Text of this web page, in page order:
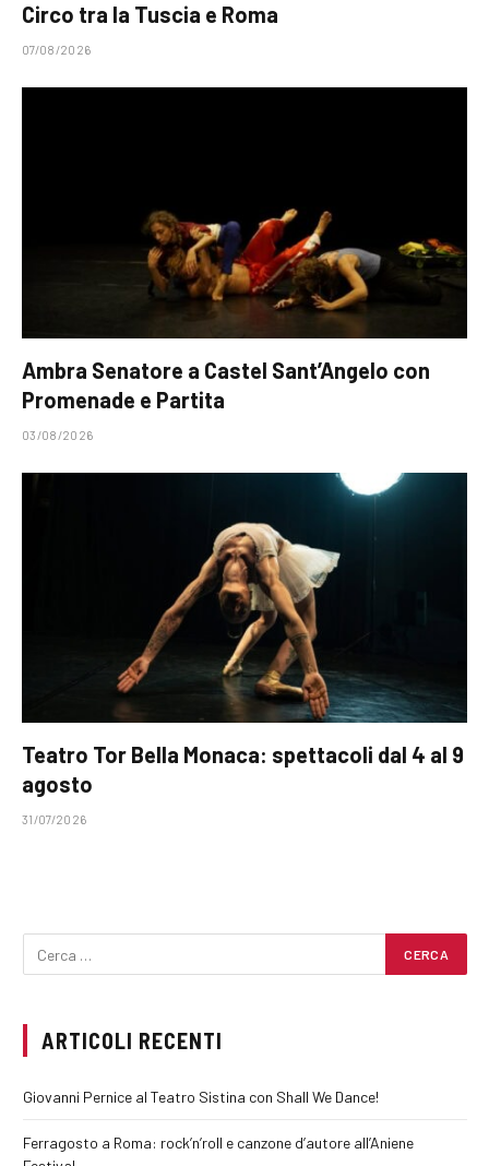
Circo tra la Tuscia e Roma
07/08/2026
Ambra Senatore a Castel Sant’Angelo con
Promenade e Partita
03/08/2026
Teatro Tor Bella Monaca: spettacoli dal 4 al 9
agosto
31/07/2026
ARTICOLI RECENTI
Giovanni Pernice al Teatro Sistina con Shall We Dance!
Ferragosto a Roma: rock’n’roll e canzone d’autore all’Aniene